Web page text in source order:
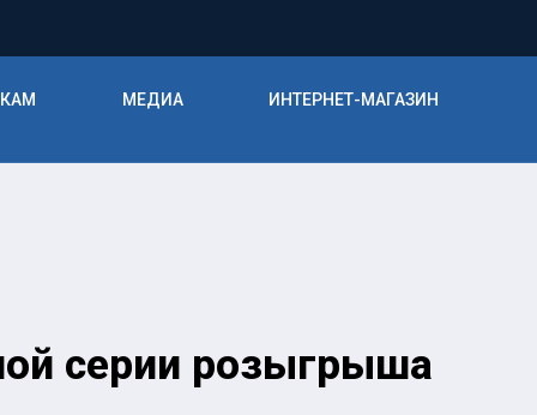
МЕДИА ИНТЕРНЕТ-МАГАЗИН
серии розыгрыша